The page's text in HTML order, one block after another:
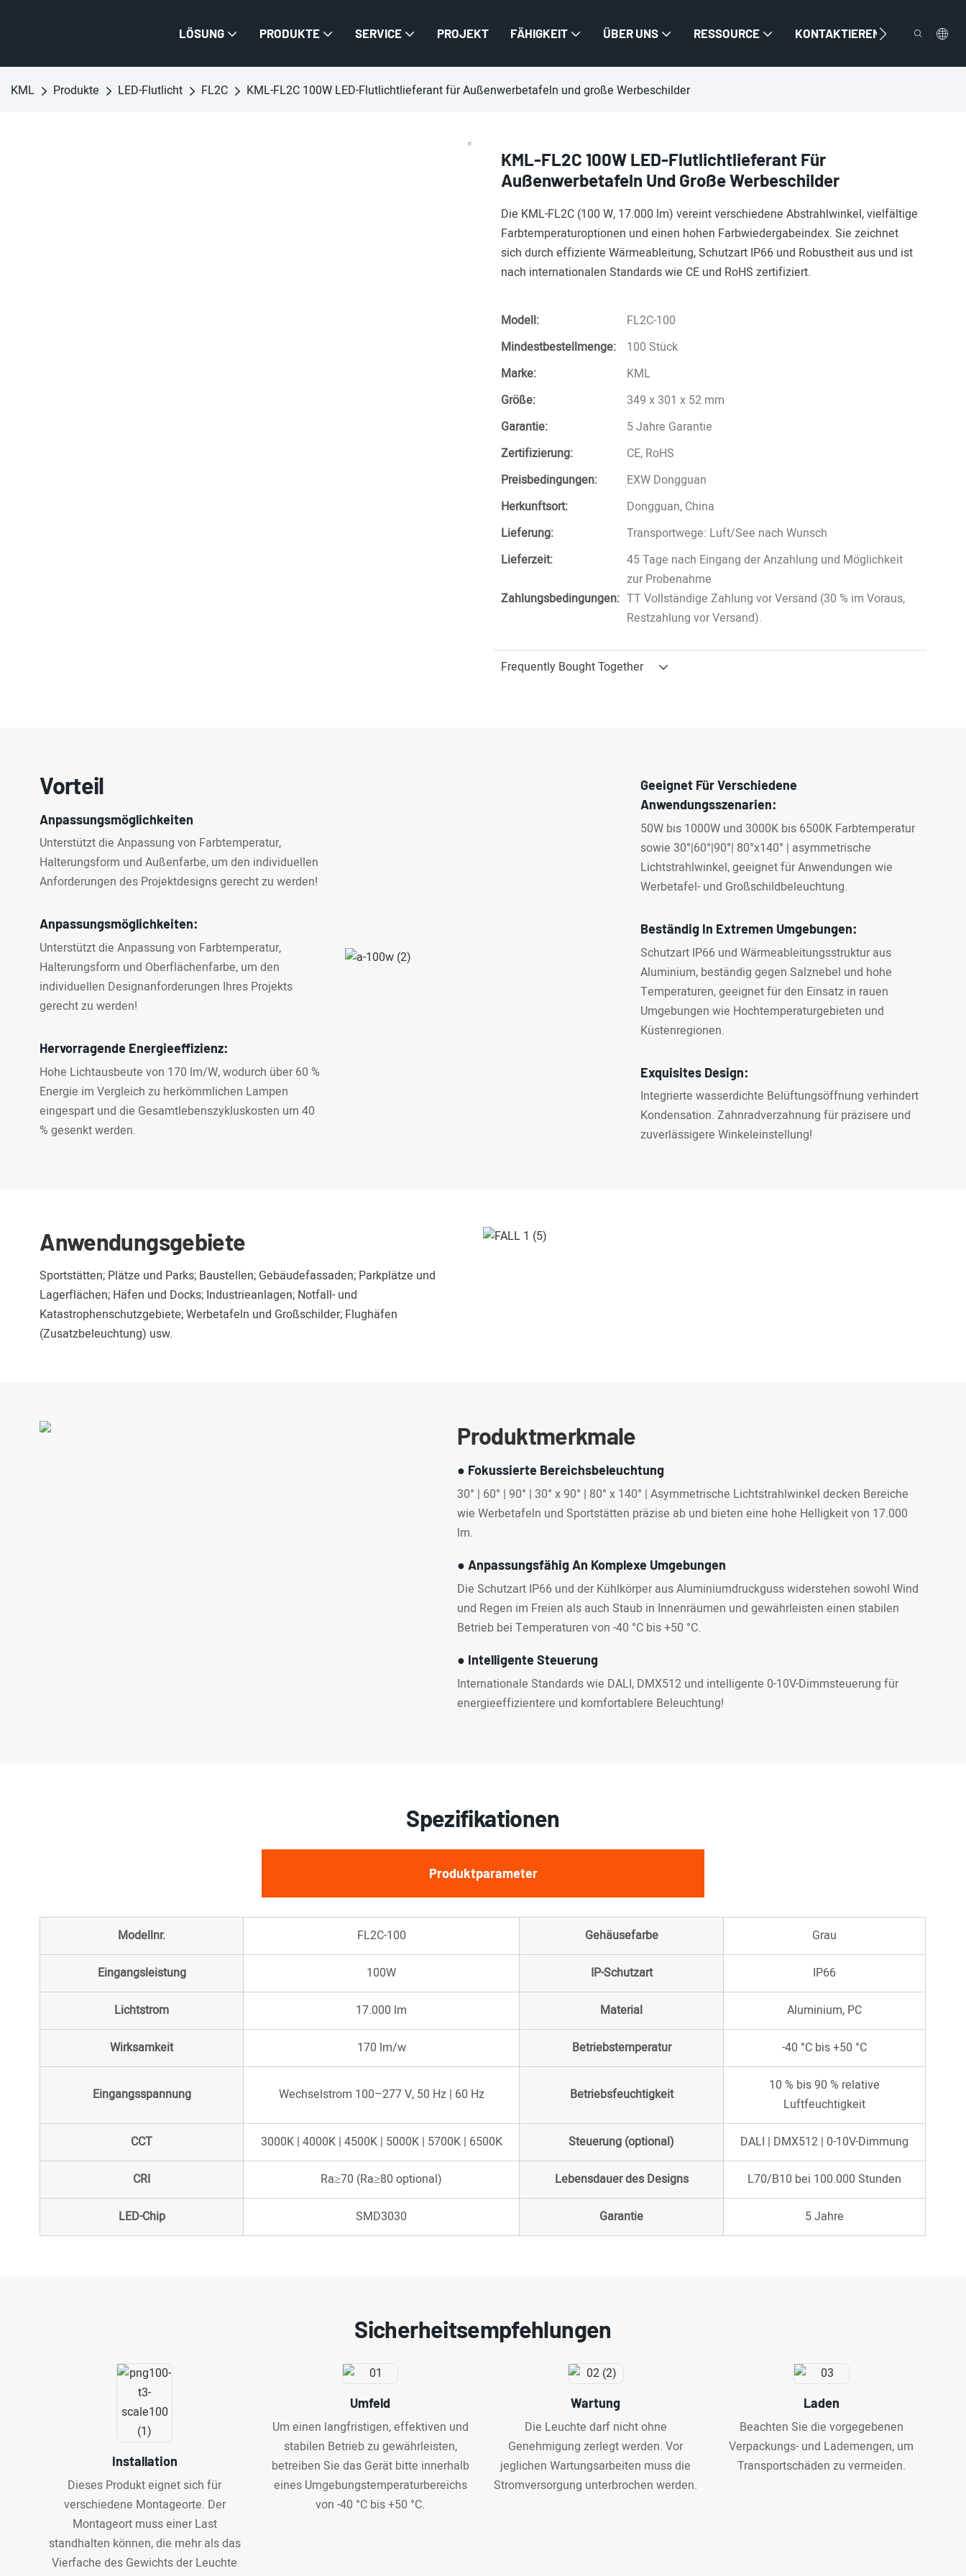
LÖSUNG PRODUKTE SERVICE PROJEKT FÄHIGKEIT ÜBER UNS RESSOURCE KONTAKTIEREN SIE UNS
KML Produkte LED-Flutlicht FL2C KML-FL2C 100W LED-Flutlichtlieferant für Außenwerbetafeln und große Werbeschilder
KML-FL2C 100W LED-Flutlichtlieferant Für
Außenwerbetafeln Und Große Werbeschilder
Die KML-FL2C (100 W, 17.000 lm) vereint verschiedene Abstrahlwinkel, vielfältige
Farbtemperaturoptionen und einen hohen Farbwiedergabeindex. Sie zeichnet
sich durch effiziente Wärmeableitung, Schutzart IP66 und Robustheit aus und ist
nach internationalen Standards wie CE und RoHS zertifiziert.
Modell:
FL2C-100
Mindestbestellmenge:
100 Stück
Marke:
KML
Größe:
349 x 301 x 52 mm
Garantie:
5 Jahre Garantie
Zertifizierung:
CE, RoHS
Preisbedingungen:
EXW Dongguan
Herkunftsort:
Dongguan, China
Lieferung:
Transportwege: Luft/See nach Wunsch
Lieferzeit:
45 Tage nach Eingang der Anzahlung und Möglichkeit
zur Probenahme
Zahlungsbedingungen: TT Vollständige Zahlung vor Versand (30 % im Voraus,
Restzahlung vor Versand).
Frequently Bought Together
Vorteil
Anpassungsmöglichkeiten
Unterstützt die Anpassung von Farbtemperatur,
Halterungsform und Außenfarbe, um den individuellen
Anforderungen des Projektdesigns gerecht zu werden!
Anpassungsmöglichkeiten:
Unterstützt die Anpassung von Farbtemperatur,
Halterungsform und Oberflächenfarbe, um den
individuellen Designanforderungen Ihres Projekts
gerecht zu werden!
Hervorragende Energieeffizienz:
Hohe Lichtausbeute von 170 lm/W, wodurch über 60 %
Energie im Vergleich zu herkömmlichen Lampen
eingespart und die Gesamtlebenszykluskosten um 40
% gesenkt werden.
Geeignet Für Verschiedene
Anwendungsszenarien:
50W bis 1000W und 3000K bis 6500K Farbtemperatur
sowie 30°|60°|90°| 80°x140° | asymmetrische
Lichtstrahlwinkel, geeignet für Anwendungen wie
Werbetafel- und Großschildbeleuchtung.
Beständig In Extremen Umgebungen:
Schutzart IP66 und Wärmeableitungsstruktur aus
Aluminium, beständig gegen Salznebel und hohe
Temperaturen, geeignet für den Einsatz in rauen
Umgebungen wie Hochtemperaturgebieten und
Küstenregionen.
Exquisites Design:
Integrierte wasserdichte Belüftungsöffnung verhindert
Kondensation. Zahnradverzahnung für präzisere und
zuverlässigere Winkeleinstellung!
Anwendungsgebiete
Sportstätten; Plätze und Parks; Baustellen; Gebäudefassaden; Parkplätze und
Lagerflächen; Häfen und Docks; Industrieanlagen; Notfall- und
Katastrophenschutzgebiete; Werbetafeln und Großschilder; Flughäfen
(Zusatzbeleuchtung) usw.
Produktmerkmale
● Fokussierte Bereichsbeleuchtung
30° | 60° | 90° | 30° x 90° | 80° x 140° | Asymmetrische Lichtstrahlwinkel decken Bereiche
wie Werbetafeln und Sportstätten präzise ab und bieten eine hohe Helligkeit von 17.000
lm.
● Anpassungsfähig An Komplexe Umgebungen
Die Schutzart IP66 und der Kühlkörper aus Aluminiumdruckguss widerstehen sowohl Wind
und Regen im Freien als auch Staub in Innenräumen und gewährleisten einen stabilen
Betrieb bei Temperaturen von -40 °C bis +50 °C.
● Intelligente Steuerung
Internationale Standards wie DALI, DMX512 und intelligente 0-10V-Dimmsteuerung für
energieeffizientere und komfortablere Beleuchtung!
Spezifikationen
Produktparameter
Modellnr. FL2C-100 Gehäusefarbe Grau
Eingangsleistung 100W IP-Schutzart IP66
Lichtstrom 17.000 lm Material Aluminium, PC
Wirksamkeit 170 lm/w Betriebstemperatur -40 °C bis +50 °C
Eingangsspannung Wechselstrom 100–277 V, 50 Hz | 60 Hz Betriebsfeuchtigkeit
10 % bis 90 % relative
Luftfeuchtigkeit
CCT 3000K | 4000K | 4500K | 5000K | 5700K | 6500K Steuerung (optional) DALI | DMX512 | 0-10V-Dimmung
CRI Ra≥70 (Ra≥80 optional) Lebensdauer des Designs L70/B10 bei 100.000 Stunden
LED-Chip SMD3030 Garantie 5 Jahre
Sicherheitsempfehlungen
Installation
Dieses Produkt eignet sich für
verschiedene Montageorte. Der
Montageort muss einer Last
standhalten können, die mehr als das
Vierfache des Gewichts der Leuchte
Umfeld
Um einen langfristigen, effektiven und
stabilen Betrieb zu gewährleisten,
betreiben Sie das Gerät bitte innerhalb
eines Umgebungstemperaturbereichs
von -40 °C bis +50 °C.
Wartung
Die Leuchte darf nicht ohne
Genehmigung zerlegt werden. Vor
jeglichen Wartungsarbeiten muss die
Stromversorgung unterbrochen werden.
Laden
Beachten Sie die vorgegebenen
Verpackungs- und Lademengen, um
Transportschäden zu vermeiden.